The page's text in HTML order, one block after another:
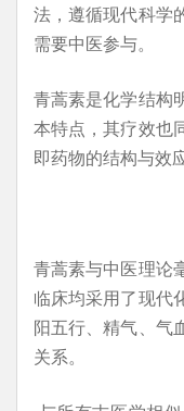
法，遵循现代科学
需要中医参与。
青蒿素是化学结构
本特点，其疗效也
即药物的结构与效
青蒿素与中医理论
临床均采用了现代
阳五行、精气、气
关系。